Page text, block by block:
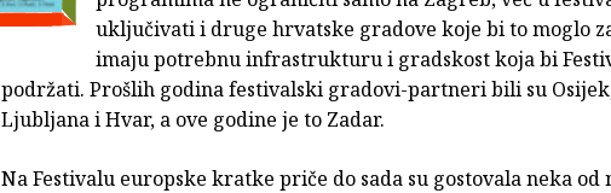
uključivati i druge hrvatske gradove koje bi to moglo
imaju potrebnu infrastrukturu i gradskost koja bi
podržati. Prošlih godina festivalski gradovi-partneri bili su
Ljubljana i Hvar, a ove godine je to Zadar.
Na Festivalu europske kratke priče do sada su gostovala neka